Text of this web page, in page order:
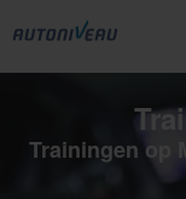
Trainingen op